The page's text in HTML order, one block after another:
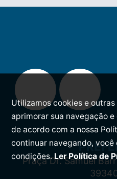
Praça Dr. Samuel
Utilizamos cookies e
aprimorar sua navegação
de acordo com a nossa
continuar navegando,
condições.Ler Política de